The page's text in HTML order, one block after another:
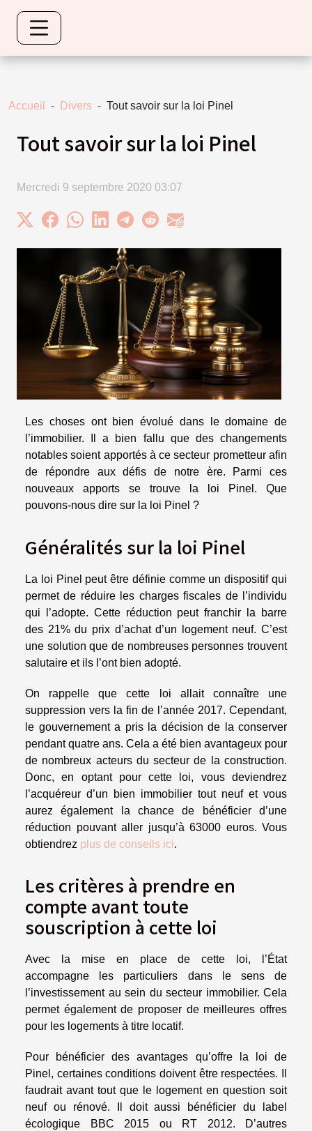
Accueil Divers Tout savoir sur la loi Pinel
Tout savoir sur la loi Pinel
Mercredi 9 septembre 2020 03:07
Les choses ont bien évolué dans le domaine de
l’immobilier. Il a bien fallu que des changements
notables soient apportés à ce secteur prometteur afin
de répondre aux défis de notre ère. Parmi ces
nouveaux apports se trouve la loi Pinel. Que
pouvons-nous dire sur la loi Pinel ?
Généralités sur la loi Pinel
La loi Pinel peut être définie comme un dispositif qui
permet de réduire les charges fiscales de l’individu
qui l’adopte. Cette réduction peut franchir la barre
des 21% du prix d’achat d’un logement neuf. C’est
une solution que de nombreuses personnes trouvent
salutaire et ils l’ont bien adopté.
On rappelle que cette loi allait connaître une
suppression vers la fin de l’année 2017. Cependant,
le gouvernement a pris la décision de la conserver
pendant quatre ans. Cela a été bien avantageux pour
de nombreux acteurs du secteur de la construction.
Donc, en optant pour cette loi, vous deviendrez
l’acquéreur d’un bien immobilier tout neuf et vous
aurez également la chance de bénéficier d’une
réduction pouvant aller jusqu’à 63000 euros. Vous
obtiendrez plus de conseils ici.
Les critères à prendre en
compte avant toute
souscription à cette loi
Avec la mise en place de cette loi, l’État
accompagne les particuliers dans le sens de
l’investissement au sein du secteur immobilier. Cela
permet également de proposer de meilleures offres
pour les logements à titre locatif.
Pour bénéficier des avantages qu’offre la loi de
Pinel, certaines conditions doivent être respectées. Il
faudrait avant tout que le logement en question soit
neuf ou rénové. Il doit aussi bénéficier du label
écologique BBC 2015 ou RT 2012. D’autres